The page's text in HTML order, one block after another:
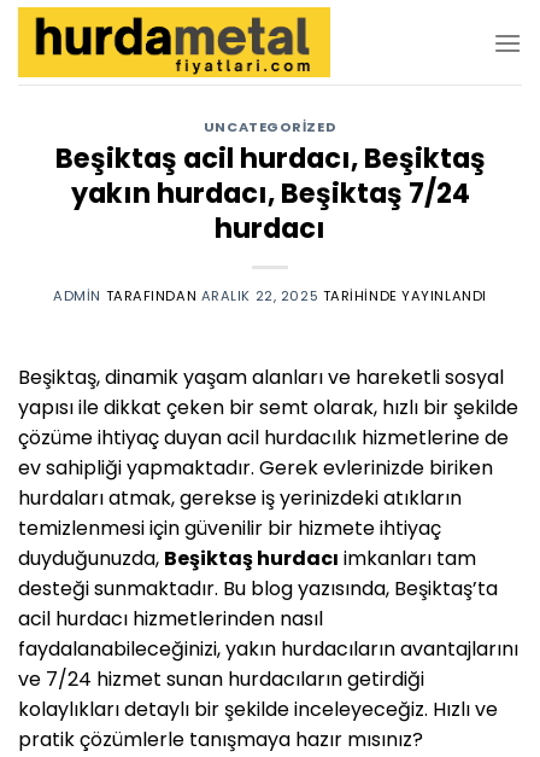
İçeriğe
UNCATEGORIZED
Beşiktaş acil hurdacı, Beşiktaş
yakın hurdacı, Beşiktaş 7/24
hurdacı
ADMIN TARAFINDAN ARALIK 22, 2025 TARIHINDE YAYINLANDI
Beşiktaş, dinamik yaşam alanları ve hareketli sosyal
yapısı ile dikkat çeken bir semt olarak, hızlı bir şekilde
çözüme ihtiyaç duyan acil hurdacılık hizmetlerine de
ev sahipliği yapmaktadır. Gerek evlerinizde biriken
hurdaları atmak, gerekse iş yerinizdeki atıkların
temizlenmesi için güvenilir bir hizmete ihtiyaç
duyduğunuzda, Beşiktaş hurdacı imkanları tam
desteği sunmaktadır. Bu blog yazısında, Beşiktaş’ta
acil hurdacı hizmetlerinden nasıl
faydalanabileceğinizi, yakın hurdacıların avantajlarını
ve 7/24 hizmet sunan hurdacıların getirdiği
kolaylıkları detaylı bir şekilde inceleyeceğiz. Hızlı ve
pratik çözümlerle tanışmaya hazır mısınız?